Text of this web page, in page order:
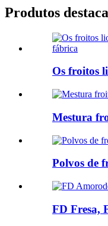
Produtos
Os froitos
Mestura
Polvos de
FD Fresa,